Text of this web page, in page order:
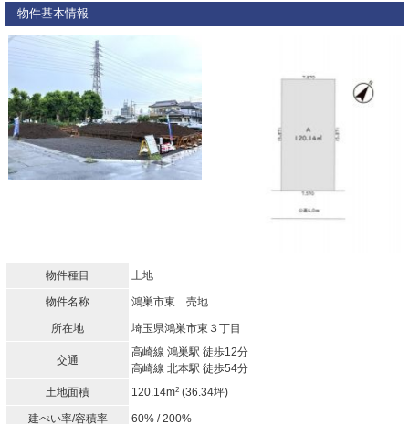
物件基本情報
物件種目 土地
物件名称 鴻巣市東 売地
所在地 埼玉県鴻巣市東３丁目
交通
高崎線 鴻巣駅 徒歩12分
高崎線 北本駅 徒歩54分
土地面積
120.14m2 (36.34坪)
建ぺい率/容積率 60% / 200%